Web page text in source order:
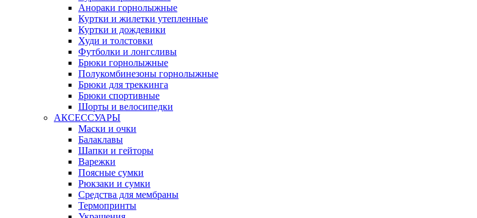
Анораки горнолыжные
Куртки и жилетки утепленные
Куртки и дождевики
Худи и толстовки
Футболки и лонгсливы
Брюки горнолыжные
Полукомбинезоны горнолыжные
Брюки для треккинга
Брюки спортивные
Шорты и велосипедки
АКСЕССУАРЫ
Маски и очки
Балаклавы
Шапки и гейторы
Варежки
Поясные сумки
Рюкзаки и сумки
Средства для мембраны
Термопринты